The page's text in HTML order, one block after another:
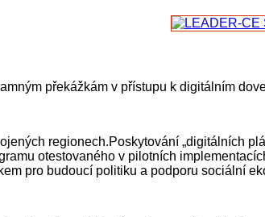
překážkám v přístupu k digitálním
regionech.Poskytování „digitálních
otestovaného v pilotních
pro budoucí politiku a podporu sociální